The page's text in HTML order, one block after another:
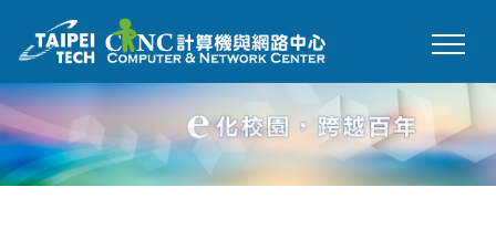
main
content
block